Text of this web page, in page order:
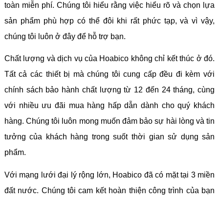
toàn miễn phí. Chúng tôi hiểu rằng việc hiểu rõ và chọn lựa
sản phẩm phù hợp có thể đôi khi rất phức tạp, và vì vậy,
chúng tôi luôn ở đây để hỗ trợ bạn.
Chất lượng và dịch vụ của Hoabico không chỉ kết thúc ở đó.
Tất cả các thiết bị mà chúng tôi cung cấp đều đi kèm với
chính sách bảo hành chất lượng từ 12 đến 24 tháng, cùng
với nhiều ưu đãi mua hàng hấp dẫn dành cho quý khách
hàng. Chúng tôi luôn mong muốn đảm bảo sự hài lòng và tin
tưởng của khách hàng trong suốt thời gian sử dụng sản
phẩm.
Với mạng lưới đại lý rộng lớn, Hoabico đã có mặt tại 3 miền
đất nước. Chúng tôi cam kết hoàn thiện công trình của bạn